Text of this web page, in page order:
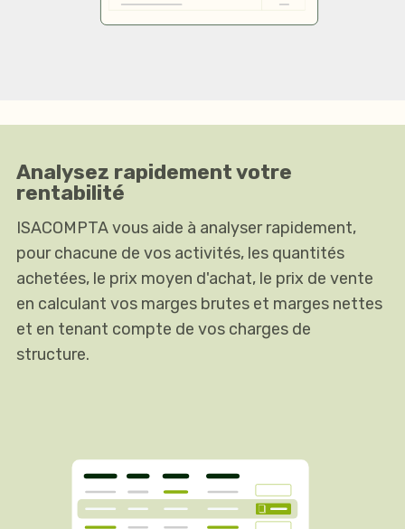
Analysez rapidement votre
rentabilité
ISACOMPTA vous aide à analyser rapidement,
pour chacune de vos activités, les quantités
achetées, le prix moyen d'achat, le prix de vente
en calculant vos marges brutes et marges nettes
et en tenant compte de vos charges de
structure.